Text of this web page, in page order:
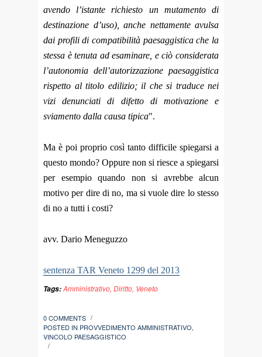
avendo l’istante richiesto un mutamento di
destinazione d’uso), anche nettamente avulsa
dai profili di compatibilità paesaggistica che la
stessa è tenuta ad esaminare, e ciò considerata
l’autonomia dell’autorizzazione paesaggistica
rispetto al titolo edilizio; il che si traduce nei
vizi denunciati di difetto di motivazione e
sviamento dalla causa tipica".
Ma è poi proprio così tanto difficile spiegarsi a
questo mondo? Oppure non si riesce a spiegarsi
per esempio quando non si avrebbe alcun
motivo per dire di no, ma si vuole dire lo stesso
di no a tutti i costi?
avv. Dario Meneguzzo
sentenza TAR Veneto 1299 del 2013
Tags:Amministrativo, Diritto, Veneto
0 COMMENTS /
POSTED IN PROVVEDIMENTO AMMINISTRATIVO,
VINCOLO PAESAGGISTICO
/